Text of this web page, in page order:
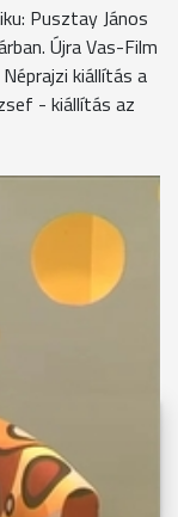
Pusztay János
Újra Vas-Film
kiállítás a
- kiállítás az